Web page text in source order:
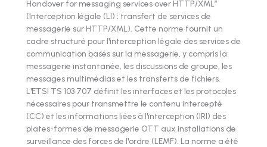
Handover for messaging services over HTTP/XML”
(Interception légale (LI) ; transfert de services de
messagerie sur HTTP/XML). Cette norme fournit un
cadre structuré pour l'interception légale des services de
communication basés sur la messagerie, y compris la
messagerie instantanée, les discussions de groupe, les
messages multimédias et les transferts de fichiers.
L'ETSI TS 103 707 définit les interfaces et les protocoles
nécessaires pour transmettre le contenu intercepté
(CC) et les informations liées à l'interception (IRI) des
plates-formes de messagerie OTT aux installations de
surveillance des forces de l'ordre (LEMF). La norme a été